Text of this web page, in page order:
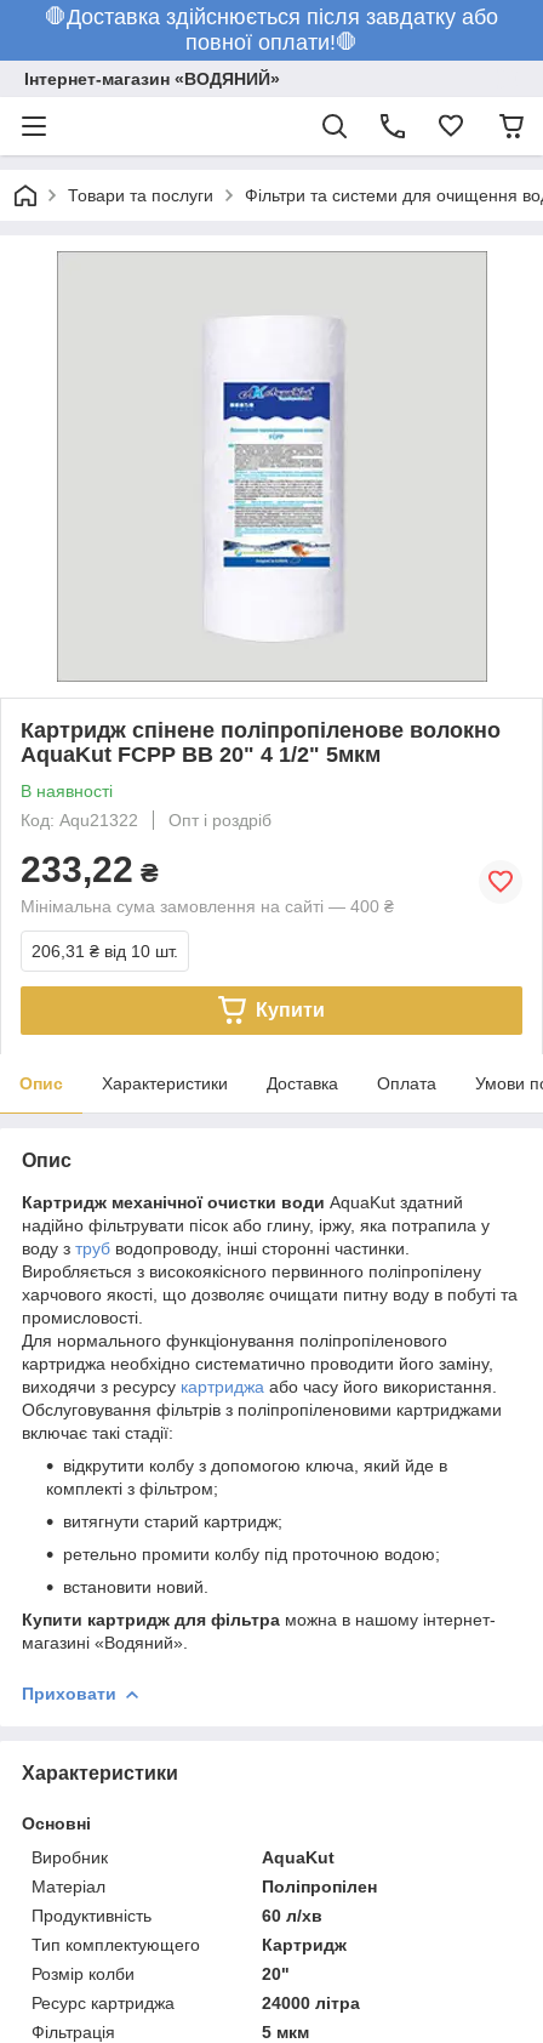
🛑Доставка здійснюється після завдатку або
повної оплати!🛑
Інтернет-магазин «ВОДЯНИЙ»
Товари та послуги Фільтри та системи для очищення
Картридж спінене поліпропіленове волокно
AquaKut FCPP BB 20" 4 1/2" 5мкм
В наявності
Код: Aqu21322
Опт і роздріб
233,22 ₴
Мінімальна сума замовлення на сайті — 400 ₴
206,31 ₴ від 10 шт.
Купити
Опис Характеристики Доставка Оплата Умови
Опис
Картридж механічної очистки води AquaKut здатний
надійно фільтрувати пісок або глину, іржу, яка потрапила у
воду з труб водопроводу, інші сторонні частинки.
Виробляється з високоякісного первинного поліпропілену
харчового якості, що дозволяє очищати питну воду в побуті та
промисловості.
Для нормального функціонування поліпропіленового
картриджа необхідно систематично проводити його заміну,
виходячи з ресурсу картриджа або часу його використання.
Обслуговування фільтрів з поліпропіленовими картриджами
включає такі стадії:
відкрутити колбу з допомогою ключа, який йде в
комплекті з фільтром;
витягнути старий картридж;
ретельно промити колбу під проточною водою;
встановити новий.
Купити картридж для фільтра можна в нашому інтернет-
магазині «Водяний».
Приховати
Характеристики
Основні
Виробник
AquaKut
Матеріал
Поліпропілен
Продуктивність
60 л/хв
Тип комплектующего
Картридж
Розмір колби
20"
Ресурс картриджа
24000 літра
Фільтрація
5 мкм